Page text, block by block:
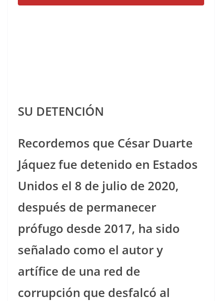
SU DETENCIÓN
Recordemos que César Duarte
Jáquez fue detenido en Estados
Unidos el 8 de julio de 2020,
después de permanecer
prófugo desde 2017, ha sido
señalado como el autor y
artífice de una red de
corrupción que desfalcó al